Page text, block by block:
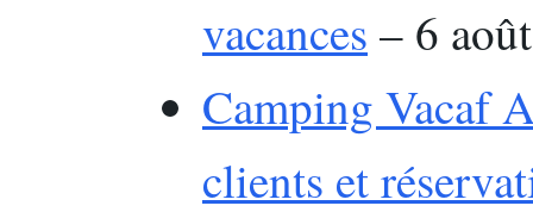
vacances – 6
Camping Vacaf
clients et